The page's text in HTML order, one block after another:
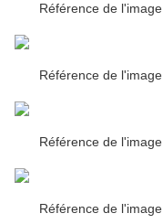
Référence de
Référence de
Référence de
Référence de